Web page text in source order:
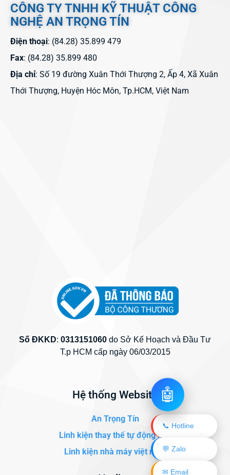
CÔNG TY TNHH KỸ THUẬT CÔNG
NGHỆ AN TRỌNG TÍN
Điện thoại: (84.28) 35.899 479
Fax: (84.28) 35.899 480
Địa chỉ: Số 19 đường Xuân Thới Thượng 2, Ấp 4, Xã Xuân
Thới Thượng, Huyện Hóc Môn, Tp.HCM, Việt Nam
Số ĐKKD: 0313151060 do Sở Kế Hoạch và Đầu Tư
T.p HCM cấp ngày 06/03/2015
Hệ thống Website
An Trọng Tín
Linh kiện thay thế tự động hóa
Linh kiện nhà máy việt nam
🤖
📞 Hotline
💬 Zalo
✉ Email